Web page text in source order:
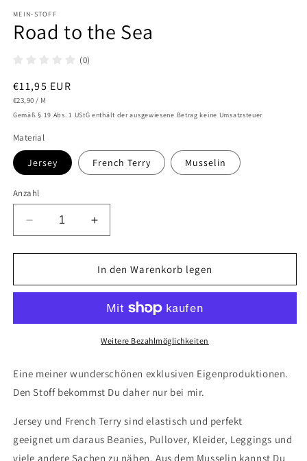
in
Modal
öffnen
MEIN-STOFF
Road to the Sea
(0)
Normaler
Preis
€11,95 EUR
STÜCKPREIS
€23,90 / PRO
M
Gemäß § 19 Abs. 1 UStG enthält der ausgewiesene Betrag keine Umsatzsteuer
Material
Jersey French Terry Musselin
Anzahl
Verringere
die
Menge
Road
Sea
Erhöhe
die
Menge
für
Road
the
Sea
In den Warenkorb legen
Weitere Bezahlmöglichkeiten
Eine meiner wunderschönen exklusiven Eigenproduktionen.
Den Stoff bekommst Du daher nur bei mir.
Jersey und French Terry sind elastisch und perfekt
geeignet um daraus Beanies, Pullover, Kleider, Leggings und
viele andere Sachen zu nähen. Aus dem Musselin kannst Du